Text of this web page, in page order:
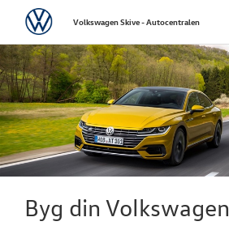
VolkswagenVolkswagen Skive - Autocentralen
Byg din Volkswagen